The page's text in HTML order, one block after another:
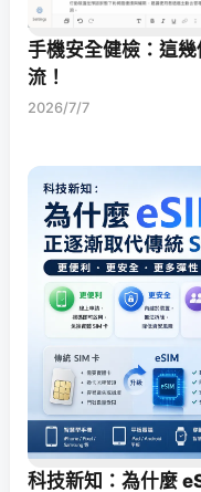
手機安全健檢：這
流！
2026/7/7
科技新知：為什麼